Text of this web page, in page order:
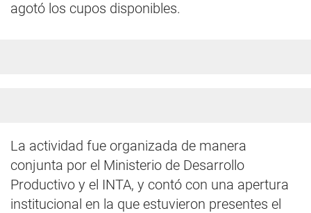
agotó los cupos disponibles.
La actividad fue organizada de manera
conjunta por el Ministerio de Desarrollo
Productivo y el INTA, y contó con una apertura
institucional en la que estuvieron presentes el